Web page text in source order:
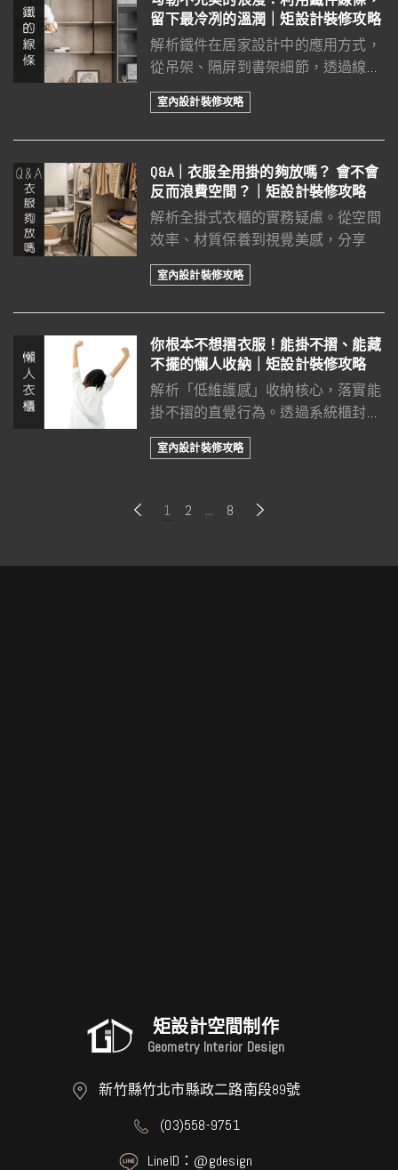
留下最冷冽的溫潤｜矩設計裝修攻略
解析鐵件在居家設計中的應用方式，
從吊架、隔屏到書架細節，透過線條
比例與材質對比，打造簡約且有層次
的空間質感。
室內設計裝修攻略
Q&A｜衣服全用掛的夠放嗎？ 會不會
反而浪費空間？｜矩設計裝修攻略
解析全掛式衣櫃的實務疑慮。從空間
效率、材質保養到視覺美感，分享如
何透過專業規劃與投擲式收納，達成
不需斷捨離也能維持整潔的從容生
室內設計裝修攻略
你根本不想摺衣服！能掛不摺、能藏
不擺的懶人收納｜矩設計裝修攻略
解析「低維護感」收納核心，落實能
掛不摺的直覺行為。透過系統櫃封閉
式門片建立視覺防線，在幾何秩序中
濾掉家事焦慮，將繁瑣勞動轉化為純
室內設計裝修攻略
1 2 ... 8
矩設計空間制作
Geometry Interior Design
新竹縣竹北市縣政二路南段89號
(03)558-9751
LineID：@gdesign